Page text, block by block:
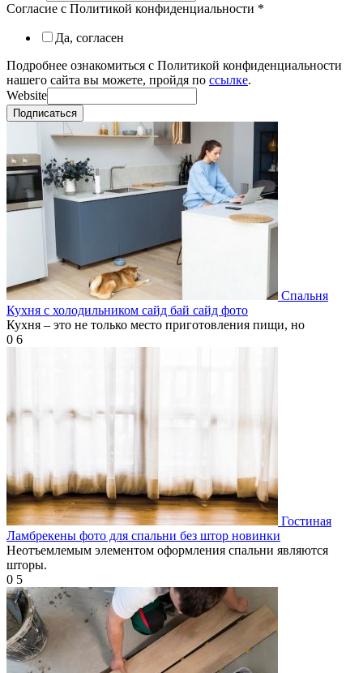
Согласие с Политикой конфиденциальности *
Да, согласен
Подробнее ознакомиться с Политикой конфиденциальности
нашего сайта вы можете, пройдя по ссылке.
Website
Подписаться
Спальня
Кухня с холодильником сайд бай сайд фото
Кухня – это не только место приготовления пищи, но
0 6
Гостиная
Ламбрекены фото для спальни без штор новинки
Неотъемлемым элементом оформления спальни являются
шторы.
0 5